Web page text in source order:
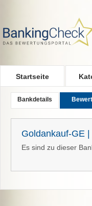
Startseite
Bankdetails
Goldankauf-GE
Es sind zu dieser